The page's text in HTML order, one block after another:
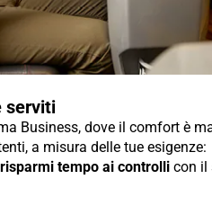
serviti
Business, dove il comfort è
a misura delle tue esigenze:
tempo ai controlli con il